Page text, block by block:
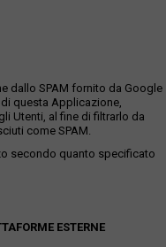
dallo SPAM fornito da Google
questa Applicazione,
Utenti, al fine di filtrarlo da
come SPAM.
secondo quanto specificato
ESTERNE